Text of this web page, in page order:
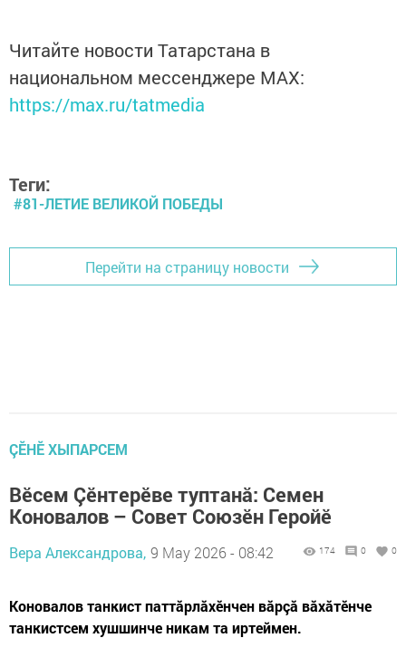
Читайте новости Татарстана в
национальном мессенджере MАХ:
https://max.ru/tatmedia
Теги:
#81-ЛЕТИЕ ВЕЛИКОЙ ПОБЕДЫ
Перейти на страницу новости
ÇӖНӖ ХЫПАРСЕМ
Вӗсем Çӗнтерӗве туптанă: Семен
Коновалов – Совет Союзӗн Геройӗ
Вера Александрова, 9 May 2026 - 08:42 174 0 0
Коновалов танкист паттăрлăхӗнчен вăрçă вăхăтӗнче
танкистсем хушшинче никам та иртеймен.